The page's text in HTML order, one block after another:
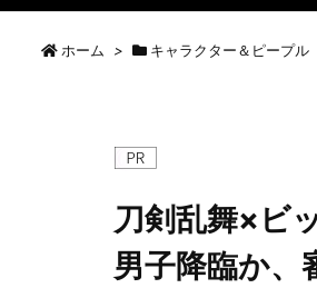
ホーム > キャラクター＆ピープル
刀剣乱舞×ビ
男子降臨か、